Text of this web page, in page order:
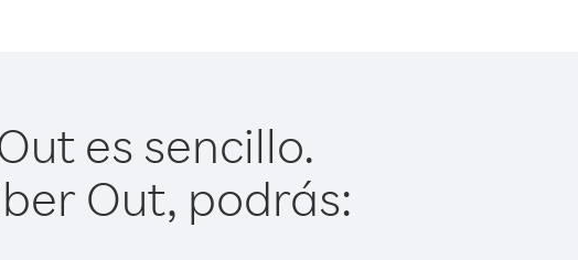
es sencillo.
Out, podrás: